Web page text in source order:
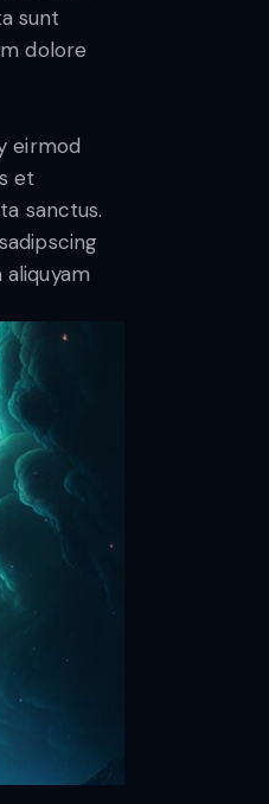
sunt
dolore
eirmod
et
sanctus.